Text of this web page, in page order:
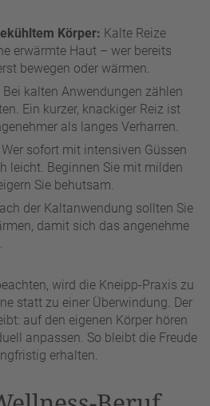
Körper: Kalte Reize
erwärmte Haut – wer bereits
bewegen oder wärmen.
Bei kalten Anwendungen zählen
Ein kurzer, knackiger Reiz ist
als langes Verharren.
Wer sofort mit intensiven Güssen
leicht. Beginnen Sie mit milden
Sie behutsam.
der Kaltanwendung sollten Sie
damit sich das angenehme
wird die Kneipp-Praxis zu
statt zu einer Überwindung. Der
auf den eigenen Körper hören
anpassen. So bleibt die Freude
erhalten.